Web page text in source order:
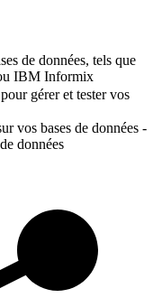
de données, tels que
IBM Informix
gérer et tester vos
vos bases de données -
données